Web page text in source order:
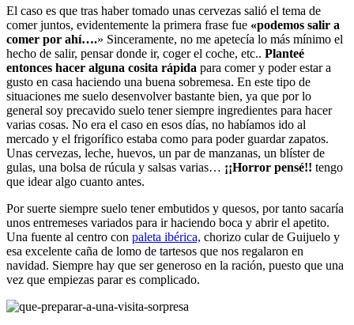
El caso es que tras haber tomado unas cervezas salió el tema de
comer juntos, evidentemente la primera frase fue «podemos salir a
comer por ahí….» Sinceramente, no me apetecía lo más mínimo el
hecho de salir, pensar donde ir, coger el coche, etc.. Planteé
entonces hacer alguna cosita rápida para comer y poder estar a
gusto en casa haciendo una buena sobremesa. En este tipo de
situaciones me suelo desenvolver bastante bien, ya que por lo
general soy precavido suelo tener siempre ingredientes para hacer
varias cosas. No era el caso en esos días, no habíamos ido al
mercado y el frigorífico estaba como para poder guardar zapatos.
Unas cervezas, leche, huevos, un par de manzanas, un blíster de
gulas, una bolsa de rúcula y salsas varias… ¡¡Horror pensé!! tengo
que idear algo cuanto antes.
Por suerte siempre suelo tener embutidos y quesos, por tanto sacaría
unos entremeses variados para ir haciendo boca y abrir el apetito.
Una fuente al centro con paleta ibérica, chorizo cular de Guijuelo y
esa excelente caña de lomo de tartesos que nos regalaron en
navidad. Siempre hay que ser generoso en la ración, puesto que una
vez que empiezas parar es complicado.